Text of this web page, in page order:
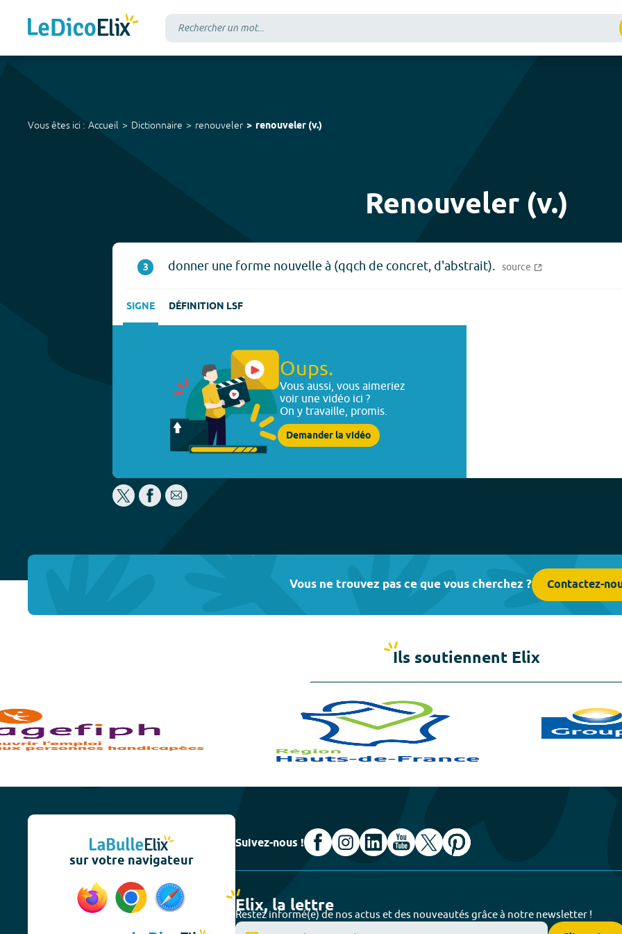
Vous êtes ici : Accueil Dictionnaire renouveler renouveler (v.)
Renouveler (v.)
3 donner une forme nouvelle à (qqch de concret, d'abstrait). source
SIGNE DÉFINITION LSF
Oups.
Vous aussi, vous aimeriez
voir une vidéo ici ?
On y travaille, promis.
Demander la vidéo
Vous ne trouvez pas ce que vous cherchez ? Contactez-
Ils soutiennent Elix
sur votre navigateur
Suivez-nous !
Elix, la lettre
Restez informé(e) de nos actus et des nouveautés grâce à notre newsletter !